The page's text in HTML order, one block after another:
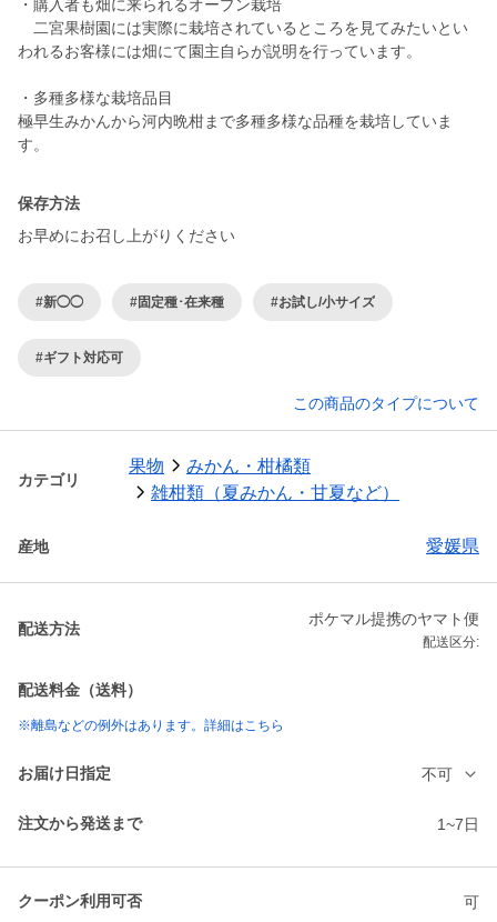
・購入者も畑に来られるオープン栽培
二宮果樹園には実際に栽培されているところを見てみたいとい
われるお客様には畑にて園主自らが説明を行っています。
・多種多様な栽培品目
極早生みかんから河内晩柑まで多種多様な品種を栽培していま
保存方法
お早めにお召し上がりください
#新◯◯ #固定種･在来種 #お試し/小サイズ
#ギフト対応可
この商品のタイプについて
カテゴリ
果物
みかん・柑橘類
雑柑類（夏みかん・甘夏など）
産地 愛媛県
配送方法
ポケマル提携のヤマト便
配送区分:
配送料金（送料）
※離島などの例外はあります。詳細はこちら
お届け日指定 不可
注文から発送まで 1~7日
クーポン利用可否 可